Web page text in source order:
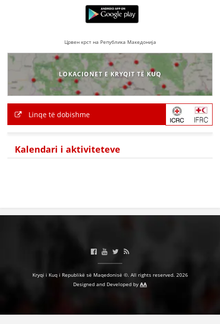
BASHKËPUNIM NDËRKOMBËTAR
SHËRBIMI PËR KËRKIM
VEPRIMTARI SHËNDETËSORE PREVENTIVE
DHURIMI I GJAKUT
MENAXHIM ME VULLNETARË
DORACAKË
STRATEGJI
Црвен крст на Република Македонија
LOKACIONET E KRYQIT TË KUQ
Linqe të dobishme
Kalendari i aktiviteteve
Kryqi i Kuq i Republikë së Maqedonisë ©. All rights reserved. 2026
Designed and Developed by AA